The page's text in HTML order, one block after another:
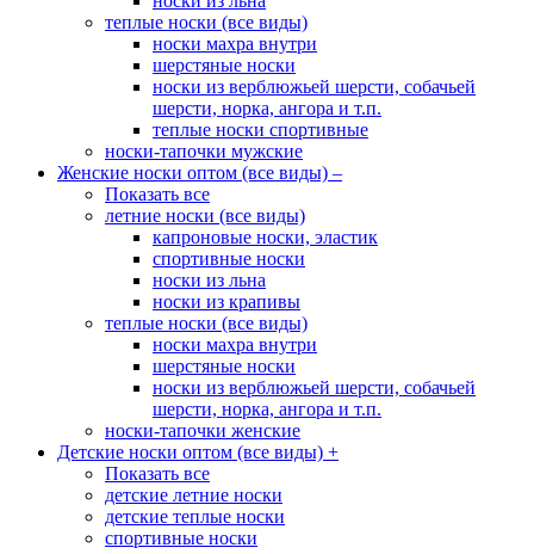
теплые носки (все виды)
носки махра внутри
шерстяные носки
носки из верблюжьей шерсти, собачьей
шерсти, норка, ангора и т.п.
теплые носки спортивные
носки-тапочки мужские
Женские носки оптом (все виды) –
Показать все
летние носки (все виды)
капроновые носки, эластик
спортивные носки
носки из льна
носки из крапивы
теплые носки (все виды)
носки махра внутри
шерстяные носки
носки из верблюжьей шерсти, собачьей
шерсти, норка, ангора и т.п.
носки-тапочки женские
Детские носки оптом (все виды) +
Показать все
детские летние носки
детские теплые носки
спортивные носки